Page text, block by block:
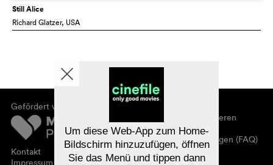
Still Alice
Richard Glatzer, USA
Gefördert von
Kontakt
Impressum
Registrieren/abonnieren
Newsletter
Häufig gestellte Fragen (FAQ)
Gutscheine
Um diese Web-App zum Home-
Bildschirm hinzuzufügen, öffnen
Sie das Menü und tippen dann